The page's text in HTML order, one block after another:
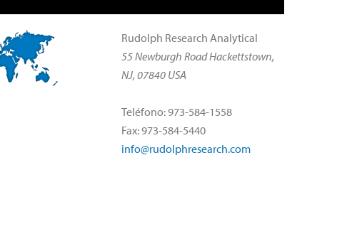
Rudolph Research Analytical
55 Newburgh Road Hackettstown,
NJ, 07840 USA
Teléfono: 973-584-1558
Fax: 973-584-5440
info@rudolphresearch.com